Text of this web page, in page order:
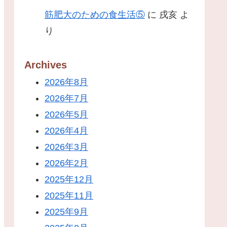
筋肥大のための食生活⑤ に 戌亥 よ
り
Archives
2026年8月
2026年7月
2026年5月
2026年4月
2026年3月
2026年2月
2025年12月
2025年11月
2025年9月